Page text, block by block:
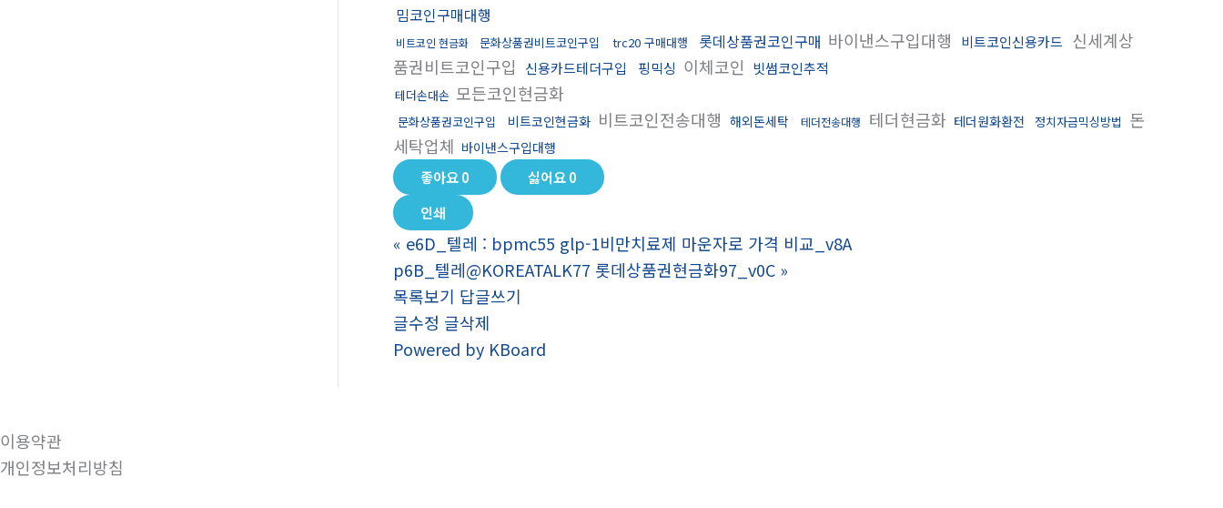
밈코인구매대행
비트코인 현금화 문화상품권비트코인구입 trc20 구매대행 롯데상품권코인구매 바이낸스구입대행 비트코인신용카드 신세계상
품권비트코인구입
신용카드테더구입 핑믹싱 이체코인 빗썸코인추적
테더손대손 모든코인현금화
문화상품권코인구입 비트코인현금화 비트코인전송대행 해외돈세탁 테더전송대행 테더현금화 테더원화환전 정치자금믹싱방법 돈
세탁업체 바이낸스구입대행
좋아요0 싫어요0
인쇄
« e6D_텔레 : bpmc55 glp-1비만치료제 마운자로 가격 비교_v8A
p6B_텔레@KOREATALK77 롯데상품권현금화97_v0C »
목록보기 답글쓰기
글수정 글삭제
Powered by KBoard
이용약관
개인정보처리방침